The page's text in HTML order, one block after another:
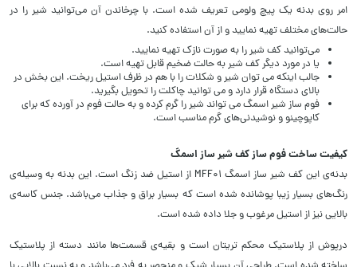
امر روی بدنه یک پیچ ولومی تعریف شده است. با چرخاندن آن می‌توانید شیر را در
حالت‌های مختلف تهیه نمایید و از آن استفاده کنید.
می‌توانید کف شیر را به صورت نازک تهیه نمایید.
یا در مورد دیگر کف شیر به حالت ضخیم قابل تهیه است.
جالب اینکه می توان شیر و شکلات را با هم در ظرف استیل ریخت. این بخش در
بالای دستگاه قرار دارد و می توانید چاکلت را تحویل بگیرید.
فوم ساز شیر اسمگ می تواند شیر را گرم کرده و به حالت فوم در آورده که برای
کاپوچینو و نوشیدنی‌های گرم مناسب است.
کیفیت ساخت فوم ساز کف شیر ساز اسمگ
بدنه‌ی این کف شیر ساز اسمگ MFF01 از استیل ضد زنگ است. این بدنه به وسیله‌ی
رنگ‌های بسیار زیبا پوشانده شده است که بسیار براق و جذاب می‌باشد. جنس کاسه‌ی
بالایی نیز از استیل مرغوب و جلا داده شده است.
درپوش از پلاستیک محکم ‌تریتان است و بقیه‌ی قسمت‌ها مانند دسته از پلاستیک